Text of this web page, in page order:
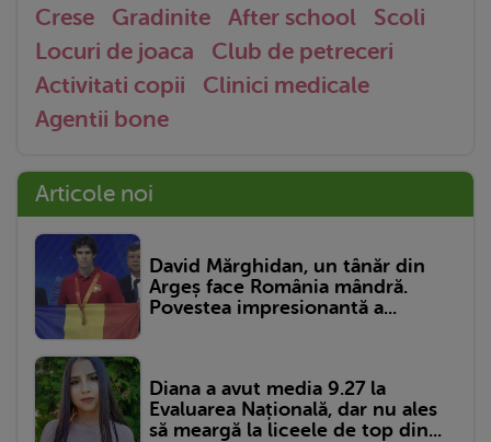
Crese Gradinite After school
Scoli
Locuri de joaca
Club de petreceri
Activitati copii
Clinici medicale
Agentii bone
Articole noi
David Mărghidan, un tânăr din
Argeș face România mândră.
Povestea impresionantă a...
Diana a avut media 9.27 la
Evaluarea Națională, dar nu ales
să meargă la liceele de top din...